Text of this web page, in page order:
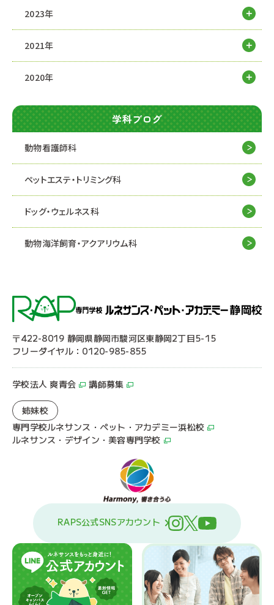
2023年
2021年
2020年
学科ブログ
動物看護師科
ペットエステ・トリミング科
ドッグ・ウェルネス科
動物海洋飼育・アクアリウム科
〒422-8019 静岡県静岡市駿河区東静岡2丁目5-15
フリーダイヤル：0120-985-855
学校法人 爽青会 講師募集
姉妹校
専門学校ルネサンス・ペット・アカデミー浜松校
ルネサンス・デザイン・美容専門学校
RAPS公式SNSアカウント